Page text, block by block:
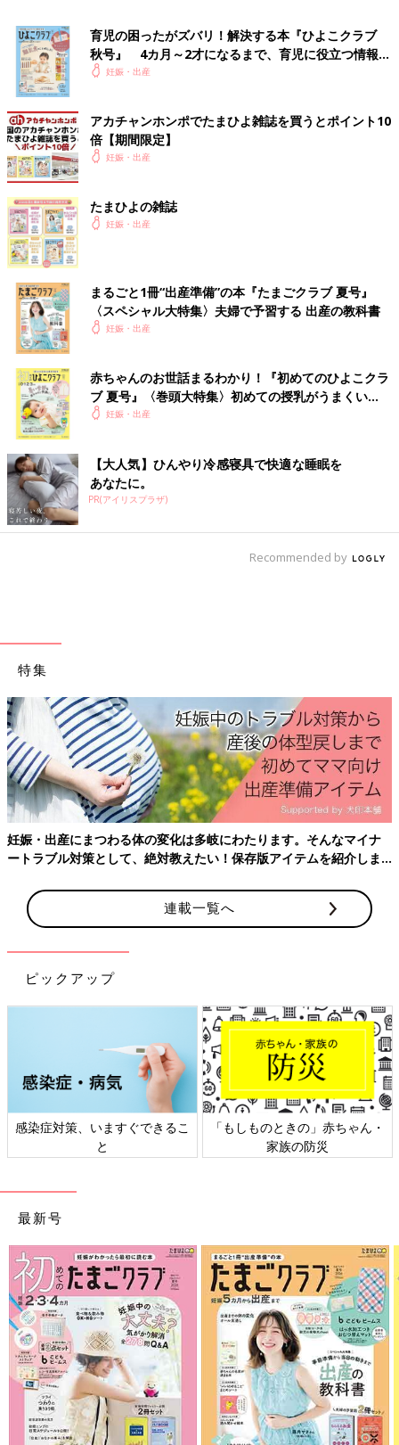
まさかの３人目妊娠判明！
本当は上の子たちを出産した病院が良かったけれど、子どもたち
の学校行事や塾・習い事の送迎などを考えると、
あそこまで通っていられない...！
というわけで、自宅近くの産婦人科に決定！
...が、実は妊娠初期 はすこぶる体調が悪く、ベッドで寝たきり状
診票を書いている時点で限界に...！
スタッフの方に付き添われ、図々しくもベッドに横にならせても
らい、しかもお腹を壊して採尿室を30分も占拠してしまい...
初めて行ったくせに、かなりのご迷惑をおかけしてしまいまし
た...
Ｍマタニティのスタッフさん、その節は大変お世話になりまし
た！
－連載第3回「まだまだ迷走する産婦人科探しの旅」に続く、ど
うなる？病院選び！
[マォ]
静岡の田舎町在住。１３歳娘と１
０歳息子、夫との４人暮ら
育児の困ったがズバリ！解決する本『ひよこクラブ
秋号』 4カ月～2才になるまで、育児に役立つ情報が
いっぱい！
妊娠・出産
アカチャンホンポでたまひよ雑誌を買うとポイント10
倍【期間限定】
妊娠・出産
たまひよの雑誌
妊娠・出産
まるごと1冊“出産準備”の本『たまごクラブ 夏号』
〈スペシャル大特集〉夫婦で予習する 出産の教科書
妊娠・出産
赤ちゃんのお世話まるわかり！『初めてのひよこクラ
ブ 夏号』〈巻頭大特集〉初めての授乳がうまくい
く！ おっぱい・ミルクの基本と夏のトラブル 解決テ
妊娠・出産
【大人気】ひんやり冷感寝具で快適な睡眠を
あなたに。
PR(アイリスプラザ)
Recommended by
特集
妊娠・出産にまつわる体の変化は多岐にわたります。そんなマイナ
ートラブル対策として、絶対教えたい！保存版アイテムを紹介しま
連載一覧へ
ピックアップ
感染症対策、いますぐできるこ
と
「もしものときの」赤ちゃん・
家族の防災
最新号